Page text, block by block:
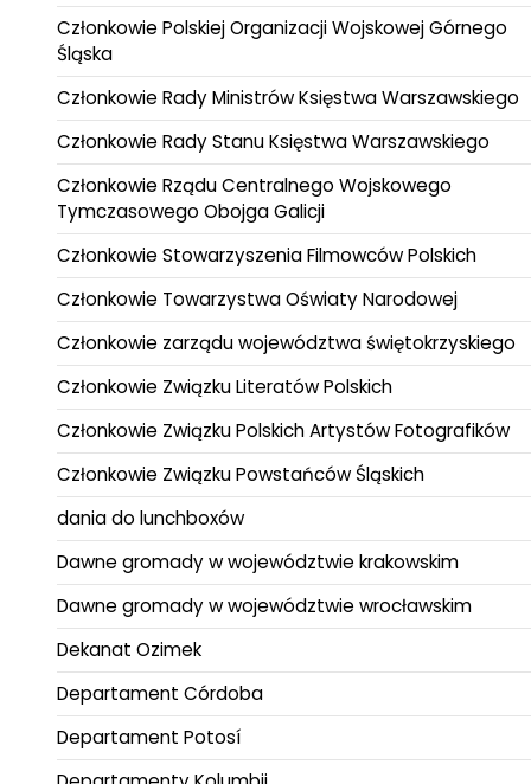
Członkowie Polskiej Organizacji Wojskowej Górnego
Śląska
Członkowie Rady Ministrów Księstwa Warszawskiego
Członkowie Rady Stanu Księstwa Warszawskiego
Członkowie Rządu Centralnego Wojskowego
Tymczasowego Obojga Galicji
Członkowie Stowarzyszenia Filmowców Polskich
Członkowie Towarzystwa Oświaty Narodowej
Członkowie zarządu województwa świętokrzyskiego
Członkowie Związku Literatów Polskich
Członkowie Związku Polskich Artystów Fotografików
Członkowie Związku Powstańców Śląskich
dania do lunchboxów
Dawne gromady w województwie krakowskim
Dawne gromady w województwie wrocławskim
Dekanat Ozimek
Departament Córdoba
Departament Potosí